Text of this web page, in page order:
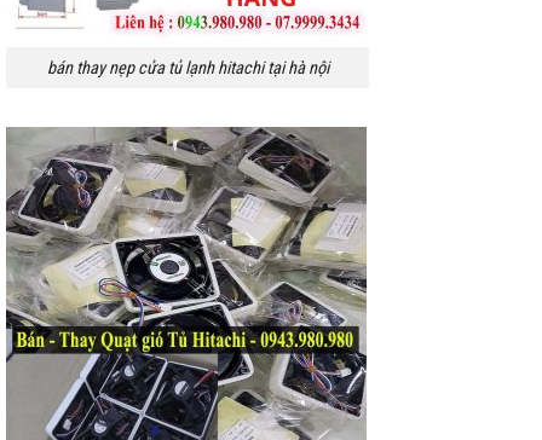
bán thay nẹp cửa tủ lạnh hitachi tại hà nội